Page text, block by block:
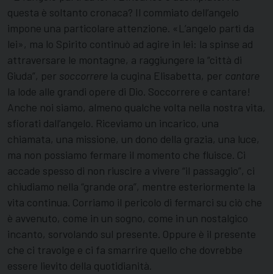
questa è soltanto cronaca? Il commiato dell’angelo
impone una particolare attenzione. «L’angelo partì da
lei», ma lo Spirito continuò ad agire in lei: la spinse ad
attraversare le montagne, a raggiungere la “città di
Giuda”, per soccorrere la cugina Elisabetta, per cantare
la lode alle grandi opere di Dio. Soccorrere e cantare!
Anche noi siamo, almeno qualche volta nella nostra vita,
sfiorati dall’angelo. Riceviamo un incarico, una
chiamata, una missione, un dono della grazia, una luce,
ma non possiamo fermare il momento che fluisce. Ci
accade spesso di non riuscire a vivere “il passaggio”, ci
chiudiamo nella “grande ora”, mentre esteriormente la
vita continua. Corriamo il pericolo di fermarci su ciò che
è avvenuto, come in un sogno, come in un nostalgico
incanto, sorvolando sul presente. Oppure è il presente
che ci travolge e ci fa smarrire quello che dovrebbe
essere lievito della quotidianità.